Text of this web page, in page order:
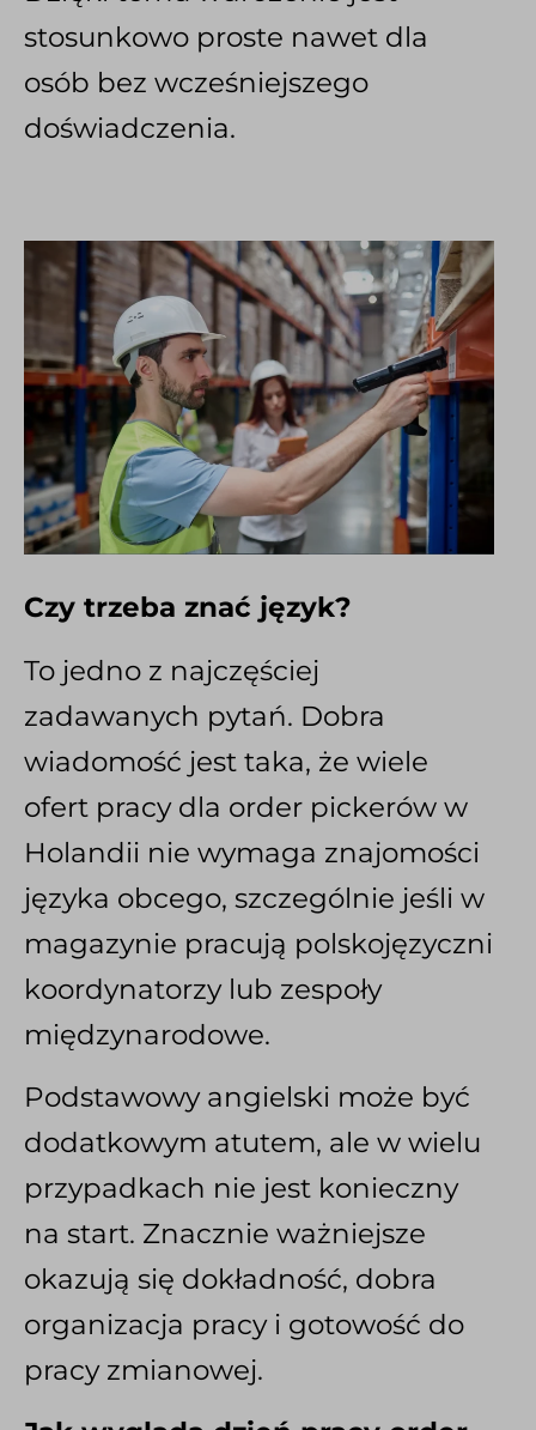
stosunkowo proste nawet dla
osób bez wcześniejszego
doświadczenia.
Czy trzeba znać język?
To jedno z najczęściej
zadawanych pytań. Dobra
wiadomość jest taka, że wiele
ofert pracy dla order pickerów w
Holandii nie wymaga znajomości
języka obcego, szczególnie jeśli w
magazynie pracują polskojęzyczni
koordynatorzy lub zespoły
międzynarodowe.
Podstawowy angielski może być
dodatkowym atutem, ale w wielu
przypadkach nie jest konieczny
na start. Znacznie ważniejsze
okazują się dokładność, dobra
organizacja pracy i gotowość do
pracy zmianowej.